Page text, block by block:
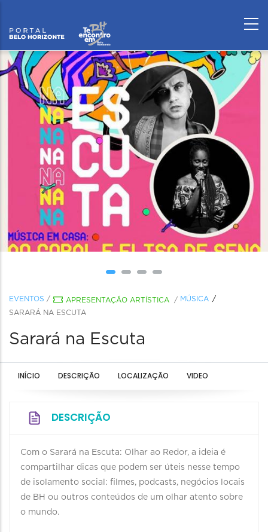
EVENTOS / APRESENTAÇÃO ARTÍSTICA / MÚSICA
SARARÁ NA ESCUTA
Sarará na Escuta
INÍCIO DESCRIÇÃO LOCALIZAÇÃO VIDEO
DESCRIÇÃO
Com o Sarará na Escuta: Olhar ao Redor, a ideia é
compartilhar dicas que podem ser úteis nesse tempo
de isolamento social: filmes, podcasts, negócios locais
de BH ou outros conteúdos de um olhar atento sobre
o mundo.